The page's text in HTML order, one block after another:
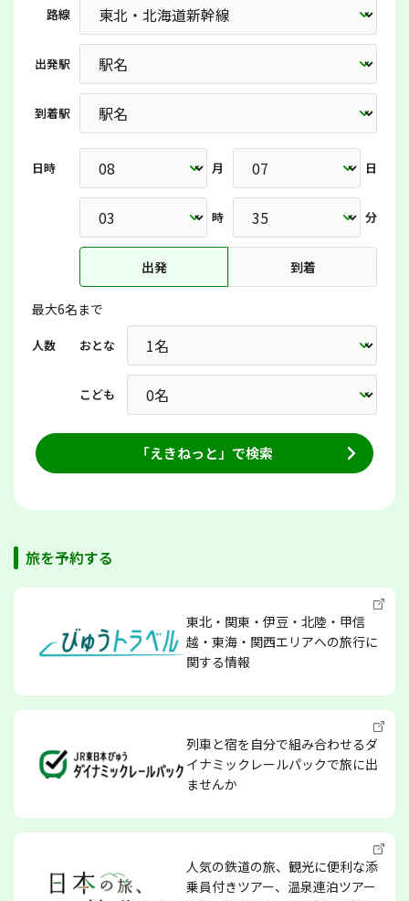
路線
出発駅
到着駅
日時 月 日
時 分
出発 到着
最大6名まで
人数 おとな
こども
「えきねっと」で検索
旅を予約する
東北・関東・伊豆・北陸・甲信
越・東海・関西エリアへの旅行に
関する情報
列車と宿を自分で組み合わせるダ
イナミックレールパックで旅に出
ませんか
人気の鉄道の旅、観光に便利な添
乗員付きツアー、温泉連泊ツアー